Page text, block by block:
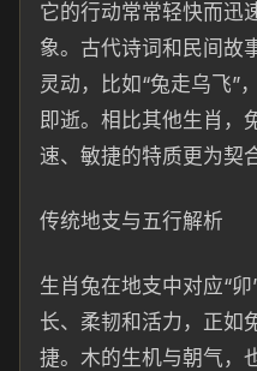
它的行动常常轻快而迅
象。古代诗词和民间故
灵动，比如“兔走乌飞”
即逝。相比其他生肖，
速、敏捷的特质更为契
传统地支与五行解析
生肖兔在地支中对应“
长、柔韧和活力，正如
捷。木的生机与朝气，